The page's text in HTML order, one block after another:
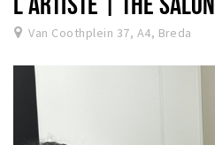
Van Coothplein 37, A4, Breda